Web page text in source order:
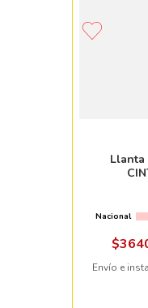
Llanta
Nacional
$
Envío e